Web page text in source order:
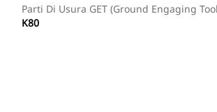
Parti Di Usura GET (Ground Engaging
K80